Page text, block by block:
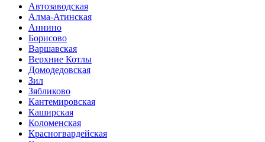
Автозаводская
Алма-Атинская
Аннино
Борисово
Варшавская
Верхние Котлы
Домодедовская
Зил
Зябликово
Кантемировская
Каширская
Коломенская
Красногвардейская